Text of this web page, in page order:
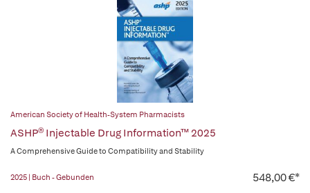
American Society of Health-System Pharmacists
ASHP® Injectable Drug Information™ 2025
A Comprehensive Guide to Compatibility and Stability
2025 | Buch - Gebunden 548,00 €*